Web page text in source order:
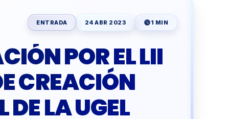
ESCOLAR
PRODUCTIVA
ENTRADA 24 ABR 2023 1 MIN
POR EL LII
CREACIÓN
LA UGEL